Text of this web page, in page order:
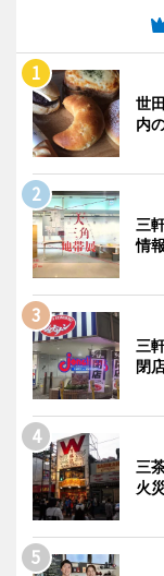
世
内
三
情
三
閉
三
火